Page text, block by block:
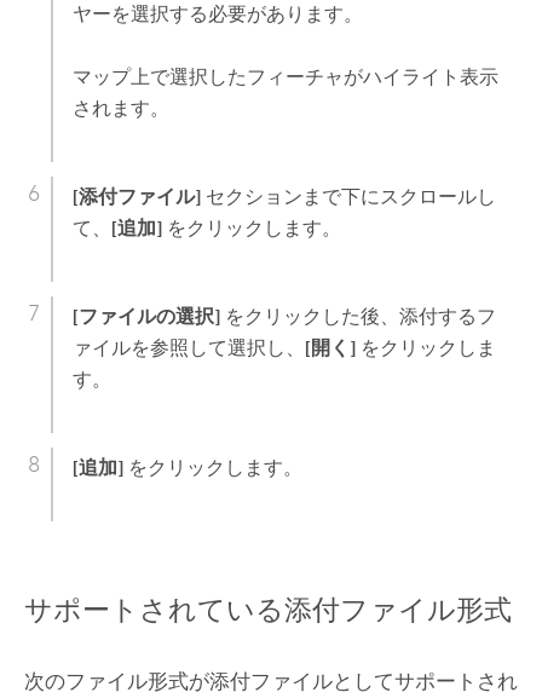
ヤーを選択する必要があります。
マップ上で選択したフィーチャがハイライト表示
されます。
[添付ファイル]セクションまで下にスクロールし
て、 [追加]をクリックします。
[ファイルの選択]をクリックした後、添付するフ
ァイルを参照して選択し、 [開く]をクリックしま
す。
[追加]をクリックします。
サポートされている添付ファイル形式
次のファイル形式が添付ファイルとしてサポートされ